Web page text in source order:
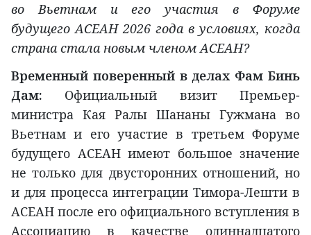
во Вьетнам и его участия в Форуме
будущего АСЕАН 2026 года в условиях, когда
страна стала новым членом АСЕАН?
Временный поверенный в делахФам Бинь
Дам: Официальный визит Премьер-
министра Кая Ралы Шананы Гужмана во
Вьетнам и его участие в третьем Форуме
будущего АСЕАН имеют большое значение
не только для двусторонних отношений, но
и для процесса интеграции Тимора-Лешти в
АСЕАН после его официального вступления в
Ассоциацию в качестве одиннадцатого